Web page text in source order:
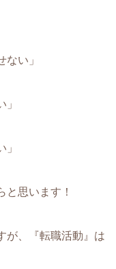
ない」
と思います！
が、『転職活動』は